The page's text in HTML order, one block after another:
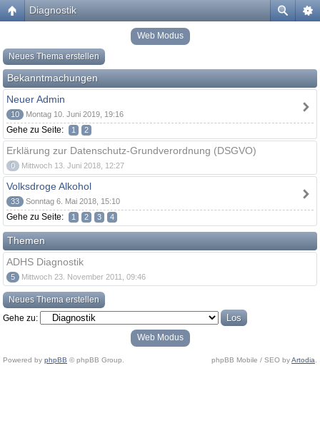
Diagnostik
Web Modus
Neues Thema erstellen
Bekanntmachungen
Neuer Admin
10 Montag 10. Juni 2019, 19:16
Gehe zu Seite: 1 2
Erklärung zur Datenschutz-Grundverordnung (DSGVO)
0 Mittwoch 13. Juni 2018, 12:27
Volksdroge Alkohol
33 Sonntag 6. Mai 2018, 15:10
Gehe zu Seite: 1 2 3 4
Themen
ADHS Diagnostik
5 Mittwoch 23. November 2011, 09:46
Neues Thema erstellen
Gehe zu:
Web Modus
Powered by phpBB © phpBB Group. phpBB Mobile / SEO byArtodia